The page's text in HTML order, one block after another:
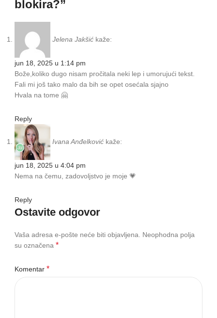
blokira?”
Jelena Jakšić kaže:
jun 18, 2025 u 1:14 pm
Bože,koliko dugo nisam pročitala neki lep i umorujući tekst.
Fali mi još tako malo da bih se opet osećala sjajno
Hvala na tome 🤗
Reply
Ivana Anđelković kaže:
jun 18, 2025 u 4:04 pm
Nema na čemu, zadovoljstvo je moje 💗
Reply
Ostavite odgovor
Vaša adresa e-pošte neće biti objavljena.
Neophodna polja
su označena *
Komentar *